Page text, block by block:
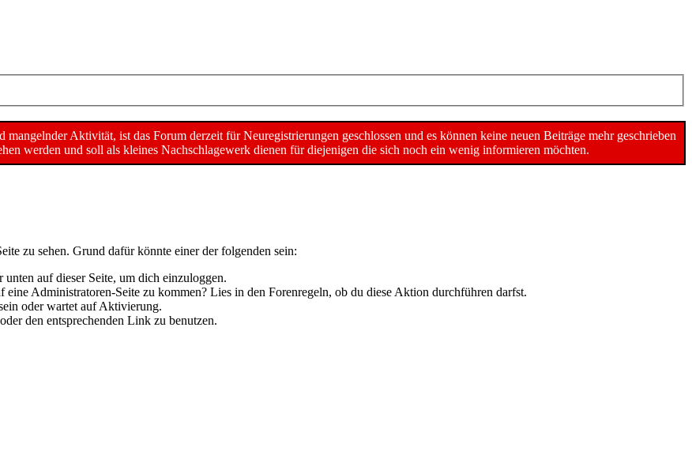
Aktivität, ist das Forum derzeit für Neuregistrierungen geschlossen und es können keine neuen Beiträge mehr geschrieben
werden und soll als kleines Nachschlagewerk dienen für diejenigen die sich noch ein wenig informieren möchten.
zu sehen. Grund dafür könnte einer der folgenden sein:
auf dieser Seite, um dich einzuloggen.
Administratoren-Seite zu kommen? Lies in den Forenregeln, ob du diese Aktion durchführen darfst.
oder wartet auf Aktivierung.
den entsprechenden Link zu benutzen.